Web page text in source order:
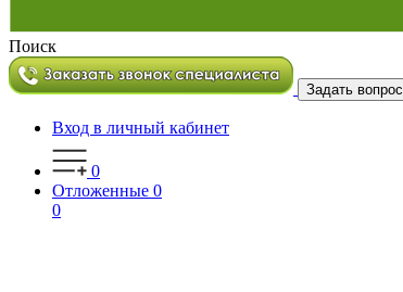
Поиск
Задать вопрос
Вход в личный кабинет
0
Отложенные 0
0